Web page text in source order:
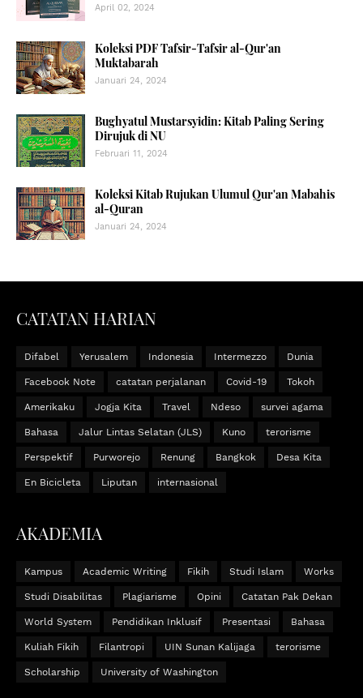
April 02, 2024
Koleksi PDF Tafsir-Tafsir al-Qur'an
Muktabarah
Januari 24, 2024
Bughyatul Mustarsyidin: Kitab Paling Sering
Dirujuk di NU
Februari 11, 2024
Koleksi Kitab Rujukan Ulumul Qur'an Mabahis
al-Quran
Januari 24, 2024
CATATAN HARIAN
Difabel Yerusalem Indonesia Intermezzo Dunia
Facebook Note catatan perjalanan Covid-19 Tokoh
Amerikaku Jogja Kita Travel Ndeso survei agama
Bahasa Jalur Lintas Selatan (JLS) Kuno terorisme
Perspektif Purworejo Renung Bangkok Desa Kita
En Bicicleta Liputan internasional
AKADEMIA
Kampus Academic Writing Fikih Studi Islam Works
Studi Disabilitas Plagiarisme Opini Catatan Pak Dekan
World System Pendidikan Inklusif Presentasi Bahasa
Kuliah Fikih Filantropi UIN Sunan Kalijaga terorisme
Scholarship University of Washington